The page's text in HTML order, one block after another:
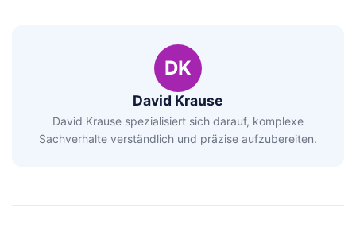
DK
David Krause
David Krause spezialisiert sich darauf, komplexe
Sachverhalte verständlich und präzise aufzubereiten.